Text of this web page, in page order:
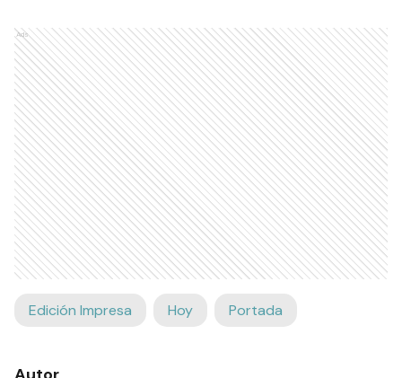
Ads
Edición Impresa Hoy Portada